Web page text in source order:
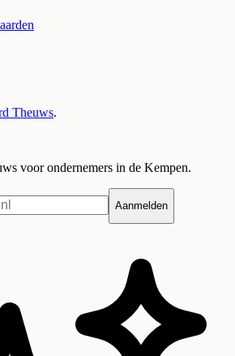
Theuws.
voor ondernemers in de Kempen.
Aanmelden